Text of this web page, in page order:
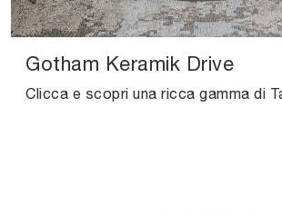
Gotham Keramik Drive